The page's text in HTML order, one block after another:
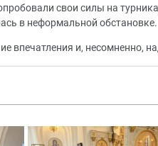
свои силы на
в неформальной обстановке.
впечатления и, несомненно,